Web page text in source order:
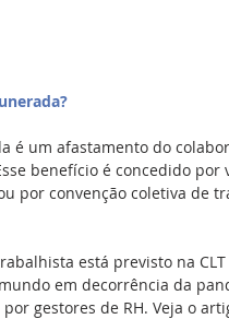
é um afastamento do
benefício é concedido
por convenção coletiva de
está previsto na
em decorrência da
gestores de RH. Veja o